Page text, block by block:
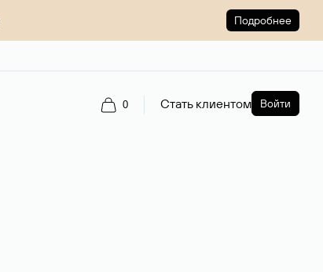
Подробнее
0 Стать клиентом Войти